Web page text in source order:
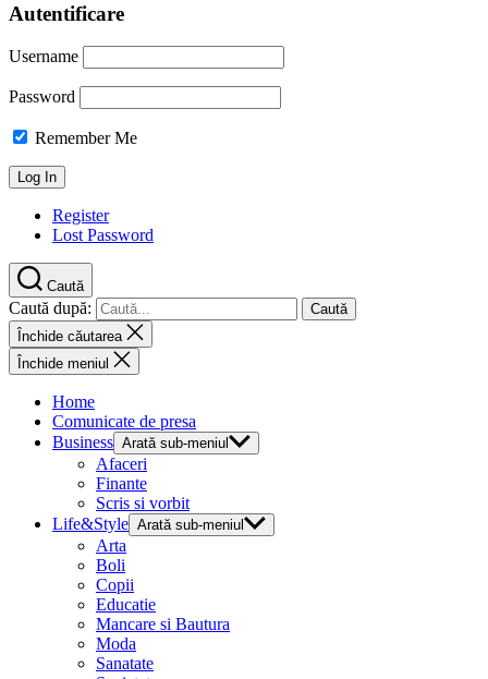
Autentificare
Username
Password
Remember Me
Register
Lost Password
Caută
Caută după:
Închide căutarea
Închide meniul
Home
Comunicate de presa
Business Arată sub-meniul
Afaceri
Finante
Scris si vorbit
Life&Style Arată sub-meniul
Arta
Boli
Copii
Educatie
Mancare si Bautura
Moda
Sanatate